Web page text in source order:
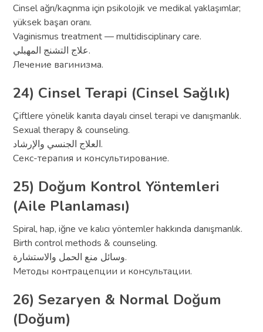
Cinsel ağrı/kaçınma için psikolojik ve medikal yaklaşımlar;
yüksek başarı oranı.
Vaginismus treatment — multidisciplinary care.
علاج التشنج المهبلي.
Лечение вагинизма.
24) Cinsel Terapi (Cinsel Sağlık)
Çiftlere yönelik kanıta dayalı cinsel terapi ve danışmanlık.
Sexual therapy & counseling.
العلاج الجنسي والإرشاد.
Секс-терапия и консультирование.
25) Doğum Kontrol Yöntemleri
(Aile Planlaması)
Spiral, hap, iğne ve kalıcı yöntemler hakkında danışmanlık.
Birth control methods & counseling.
وسائل منع الحمل والاستشارة.
Методы контрацепции и консультации.
26) Sezaryen & Normal Doğum
(Doğum)